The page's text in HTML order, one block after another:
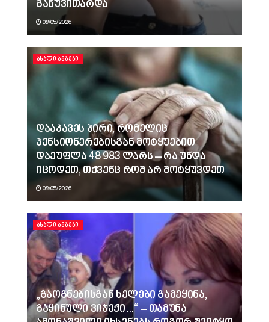
განუვითარდა
08/05/2026
ᲐᲮᲐᲚᲘ ᲐᲛᲑᲔᲑᲘ
დააკავეს პირი, რომელიც
პენსიონერებისგან მოტყუებით
დაეუფლა 48 983 ლარს – რა უნდა
იცოდეთ, თქვენც რომ არ მოტყუვდეთ
08/05/2026
ᲐᲮᲐᲚᲘ ᲐᲛᲑᲔᲑᲘ
„გაოგნებისგან ხელები გამეყინა,
გაყინული ვიჯექი…“ – თამუნა